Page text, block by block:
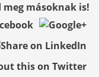
másoknak is!